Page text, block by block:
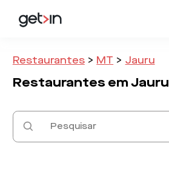
Restaurantes > MT > Jauru
Restaurantes emJauru